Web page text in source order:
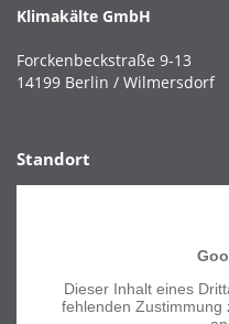
Klimakälte GmbH
Forckenbeckstraße 9-13
14199 Berlin / Wilmersdorf
Standort